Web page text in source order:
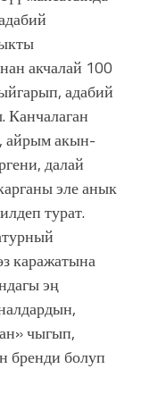
акчалай 100
адабий
Канчалаган
айрым акын-
далай
эле анык
турат.
каражатына
эң
чыгып,
бренди болуп